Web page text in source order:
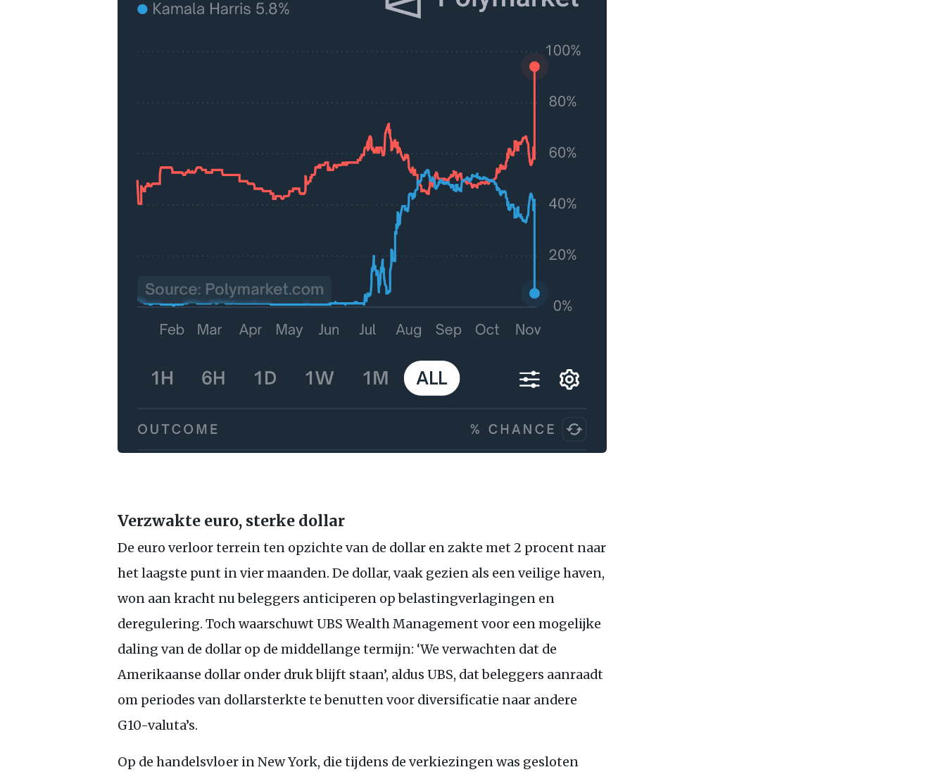
Verzwakte euro, sterke dollar
De euro verloor terrein ten opzichte van de dollar en zakte met 2 procent naar
het laagste punt in vier maanden. De dollar, vaak gezien als een veilige haven,
won aan kracht nu beleggers anticiperen op belastingverlagingen en
deregulering. Toch waarschuwt UBS Wealth Management voor een mogelijke
daling van de dollar op de middellange termijn: ‘We verwachten dat de
Amerikaanse dollar onder druk blijft staan’, aldus UBS, dat beleggers aanraadt
om periodes van dollarsterkte te benutten voor diversificatie naar andere
G10-valuta’s.
Op de handelsvloer in New York, die tijdens de verkiezingen was gesloten